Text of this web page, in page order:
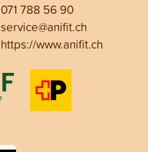
071 788 56 90
service@anifit.ch
https://www.anifit.ch